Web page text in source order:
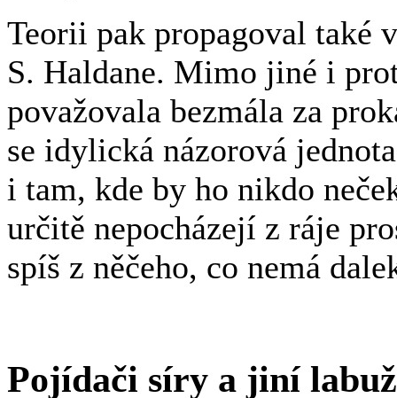
Teorii pak propagoval také
S. Haldane. Mimo jiné i
považovala bezmála za
se idylická názorová
i tam, kde by ho nikdo
určitě nepocházejí z ráje
spíš z něčeho, co nemá
Pojídači síry a jiní